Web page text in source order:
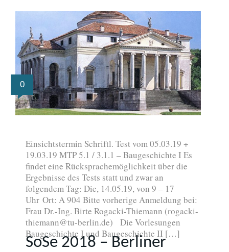
0
Einsichtstermin Schriftl. Test vom 05.03.19 +
19.03.19 MTP 5.1 / 3.1.1 – Baugeschichte I Es
findet eine Rücksprachemöglichkeit über die
Ergebnisse des Tests statt und zwar an
folgendem Tag: Die, 14.05.19, von 9 – 17
Uhr Ort: A 904 Bitte vorherige Anmeldung bei:
Frau Dr.-Ing. Birte Rogacki-Thiemann (rogacki-
thiemann@tu-berlin.de) Die Vorlesungen
Baugeschichte I und Baugeschichte II […]
SoSe 2018 – Berliner